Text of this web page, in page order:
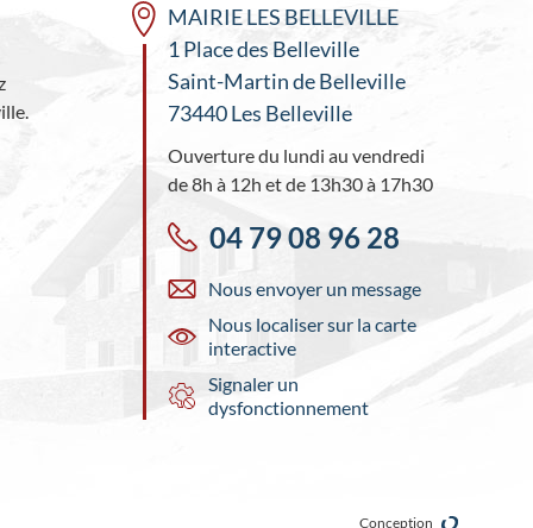
MAIRIE LES BELLEVILLE
1 Place des Belleville
Saint-Martin de Belleville
73440 Les Belleville
Ouverture du lundi au vendredi
de 8h à 12h et de 13h30 à 17h30
04 79 08 96 28
Nous envoyer un message
Nous localiser sur la carte
interactive
Signaler un
dysfonctionnement
Conception